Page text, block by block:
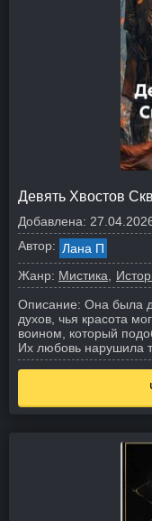
Девять Хвостов
Добавлена:
Автор: Лана П
Жанр: Мистика
Описание: Она была
духов, чья красота
воином, который
Их любовь нарушила